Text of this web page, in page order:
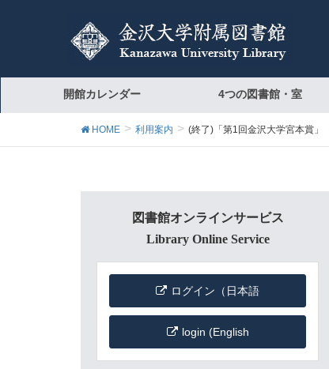
開館カレンダー 4つの図書館・室
HOME 利用案内 (終了)「第1回金沢大学宮本賞」
図書館オンラインサービス
Library Online Service
ログイン（日本語
login (English